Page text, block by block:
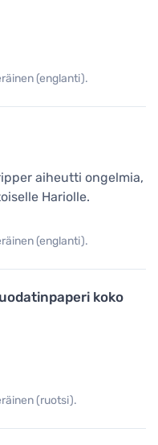
(englanti).
aiheutti ongelmia,
Hariolle.
(englanti).
koko
(ruotsi).